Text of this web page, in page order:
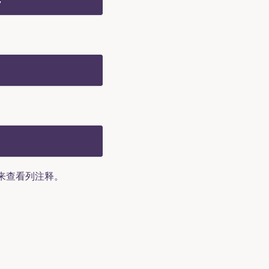
查看列注释。